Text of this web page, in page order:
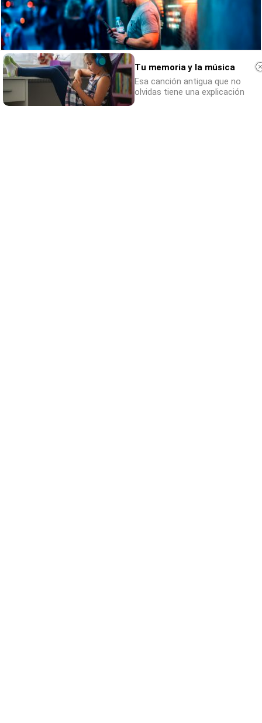
¿Sabes qué baja tu ánimo?
Tu memoria y la música
Esa canción antigua que no
olvidas tiene una explicación